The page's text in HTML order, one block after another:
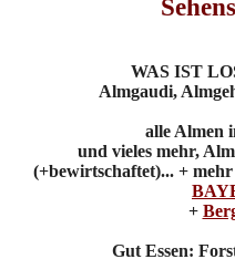
WAS IST
Almgaudi,
alle Almen
und vieles mehr,
(+bewirtschaftet)... +
+
Gut Essen: